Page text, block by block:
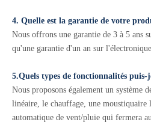
4. Quelle est la garantie de votre
Nous offrons une garantie de 3 à 5 ans
qu'une garantie d'un an sur
5.Quels types de fonctionnalités
Nous proposons également un système
linéaire, le chauffage, une moustiquaire
automatique de vent/pluie qui fermera